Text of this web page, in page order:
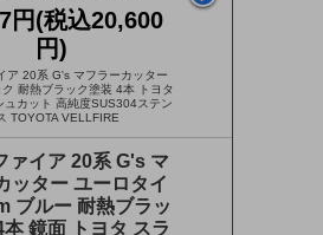
円(税込20,600
円)
ア 20系 G's マフラーカッター
耐熱ブラック塗装 4本 トヨタ
ュカット 高純度SUS304ステン
TOYOTA VELLFIRE
ァイア 20系 G's マ
ッター ユーロタイ
ブルー 耐熱ブラッ
本 鏡面 トヨタ スラ